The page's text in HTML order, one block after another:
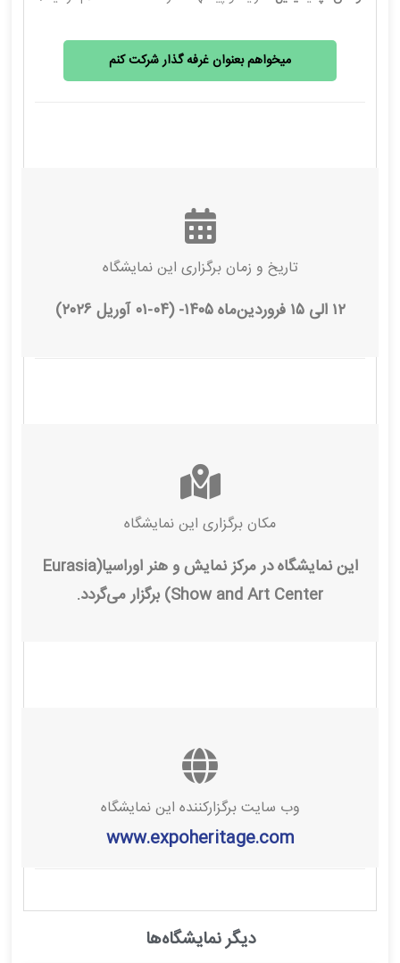
میخواهم بعنوان غرفه گذار شرکت کنم
تاریخ و زمان برگزاری این نمایشگاه
۱۲ الی ۱۵ فروردین‌ماه ۱۴۰۵- (۰۴-۰۱ آوریل ۲۰۲۶)
مکان برگزاری این نمایشگاه
این نمایشگاه در مرکز نمایش و هنر اوراسیا(Eurasia
Show and Art Center) برگزار می‌گردد.
وب سایت برگزارکننده این نمایشگاه
www.expoheritage.com
دیگر نمایشگاه‌ها